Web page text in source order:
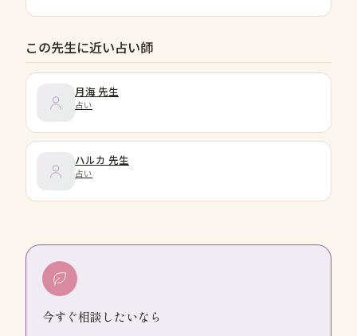
この先生に近い占い師
月海 先生
占い
ハルカ 先生
占い
今すぐ相談したいなら